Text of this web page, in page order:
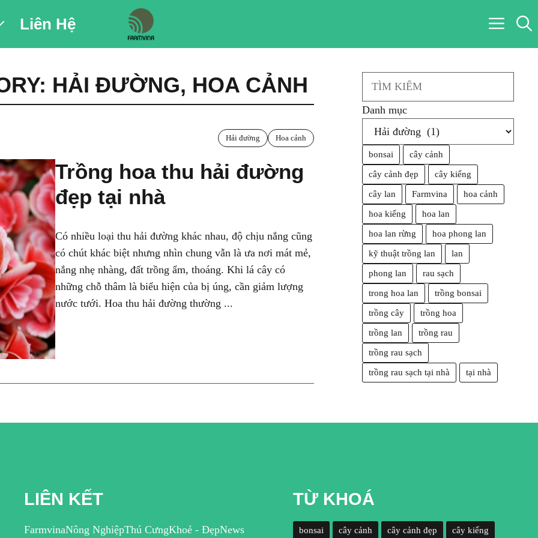
Liên Hệ
HẢI ĐƯỜNG, HOA CẢNH
Hải đường Hoa cảnh
Trồng hoa thu hải đường
đẹp tại nhà
Có nhiều loại thu hải đường khác nhau, độ chịu nắng cũng
có chút khác biệt nhưng nhìn chung vẫn là ưa nơi mát mẻ,
nắng nhẹ nhàng, đất trồng ẩm, thoáng. Khi lá cây có
những chỗ thâm là biểu hiện của bị úng, cần giảm lượng
nước tưới. Hoa thu hải đường thường ...
Search
Danh mục
bonsai cây cảnh
cây cảnh đẹp cây kiểng
cây lan Farmvina hoa cảnh
hoa kiểng hoa lan
hoa lan rừng hoa phong lan
kỹ thuật trồng lan lan
phong lan rau sạch
trong hoa lan trồng bonsai
trồng cây trồng hoa
trồng lan trồng rau
trồng rau sạch
trồng rau sạch tại nhà tại nhà
LIÊN KẾT
FarmvinaNông NghiệpThú CưngKhoẻ - ĐẹpNews
TỪ KHOÁ
bonsai cây cảnh cây cảnh đẹp cây kiểng